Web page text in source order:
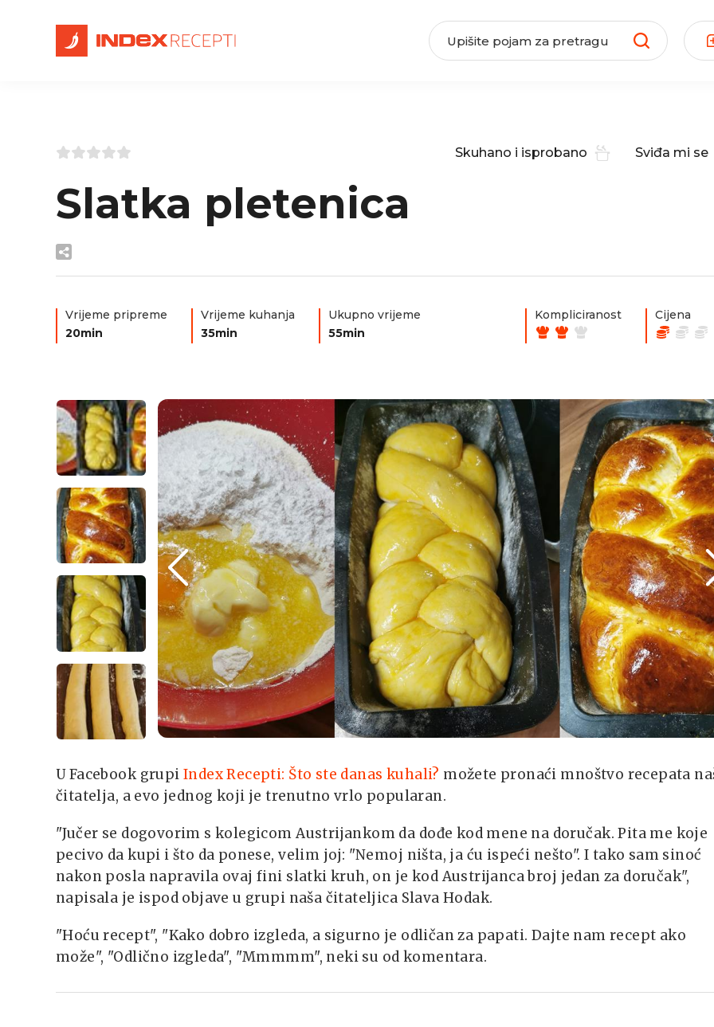
Skuhano i isprobano Sviđa mi se
Slatka pletenica
Vrijeme pripreme
20min
Vrijeme kuhanja
35min
Ukupno vrijeme
55min
Kompliciranost Cijena
U Facebook grupi Index Recepti: Što ste danas kuhali? možete pronaći mnoštvo recepata
čitatelja, a evo jednog koji je trenutno vrlo popularan.
"Jučer se dogovorim s kolegicom Austrijankom da dođe kod mene na doručak. Pita me koje
pecivo da kupi i što da ponese, velim joj: "Nemoj ništa, ja ću ispeći nešto". I tako sam sinoć
nakon posla napravila ovaj fini slatki kruh, on je kod Austrijanca broj jedan za doručak",
napisala je ispod objave u grupi naša čitateljica Slava Hodak.
"Hoću recept", "Kako dobro izgleda, a sigurno je odličan za papati. Dajte nam recept ako
može", "Odlično izgleda", "Mmmmm", neki su od komentara.